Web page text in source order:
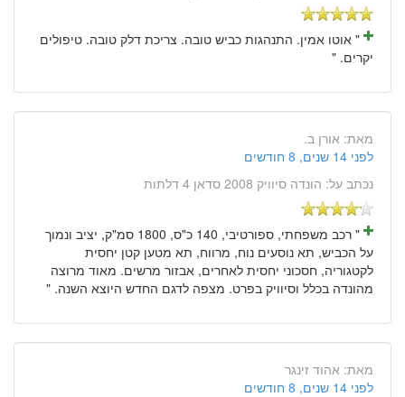
" אוטו אמין. התנהגות כביש טובה. צריכת דלק טובה. טיפולים
יקרים. "
מאת: אורן ב.
לפני 14 שנים, 8 חודשים
נכתב על: הונדה סיוויק 2008 סדאן 4 דלתות
" רכב משפחתי, ספורטיבי, 140 כ"ס, 1800 סמ"ק, יציב ונמוך
על הכביש, תא נוסעים נוח, מרווח, תא מטען קטן יחסית
לקטגוריה, חסכוני יחסית לאחרים, אבזור מרשים. מאוד מרוצה
מהונדה בכלל וסיוויק בפרט. מצפה לדגם החדש היוצא השנה. "
מאת: אהוד זינגר
לפני 14 שנים, 8 חודשים